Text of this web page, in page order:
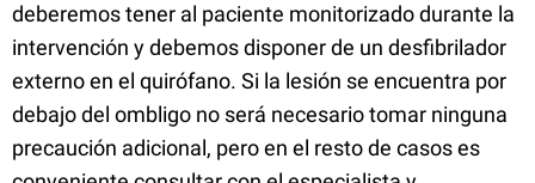
deberemos tener al paciente monitorizado durante la
intervención y debemos disponer de un desfibrilador
externo en el quirófano. Si la lesión se encuentra por
debajo del ombligo no será necesario tomar ninguna
precaución adicional, pero en el resto de casos es